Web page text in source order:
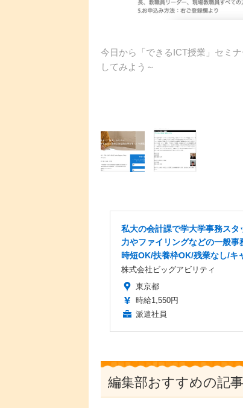
今日から「できるICT授業」セミ
してみよう～
私大の会計課で学大学事務スタ
力やファイリングなどの一般事
時短OK/扶養枠OK/残業なし/キ
株式会社ビッグアビリティ
東京都
時給1,550円
派遣社員
編集部おすすめの記事